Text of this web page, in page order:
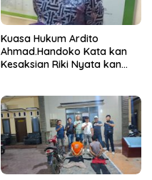
Kuasa Hukum Ardito
Ahmad.Handoko Kata kan
Kesaksian Riki Nyata kan